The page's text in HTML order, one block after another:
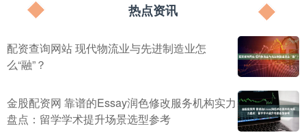
热点资讯
配资查询网站 现代物流业与先进制造业怎
么“融”？
金股配资网 靠谱的Essay润色修改服务机构实力
盘点：留学学术提升场景选型参考